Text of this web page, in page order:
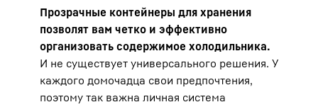
Прозрачные контейнеры для хранения
позволят вам четко и эффективно
организовать содержимое холодильника.
И не существует универсального решения. У
каждого домочадца свои предпочтения,
поэтому так важна личная система